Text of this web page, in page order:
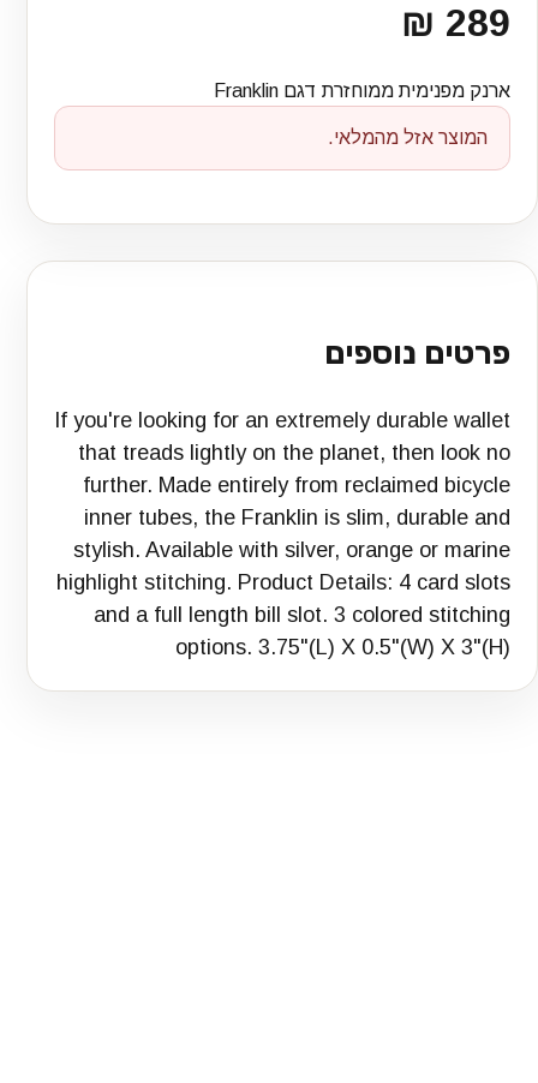
289 ₪
ארנק מפנימית ממוחזרת דגם Franklin
המוצר אזל מהמלאי.
פרטים נוספים
If you're looking for an extremely durable wallet
that treads lightly on the planet, then look no
further. Made entirely from reclaimed bicycle
inner tubes, the Franklin is slim, durable and
stylish. Available with silver, orange or marine
highlight stitching. Product Details: 4 card slots
and a full length bill slot. 3 colored stitching
options. 3.75"(L) X 0.5"(W) X 3"(H)